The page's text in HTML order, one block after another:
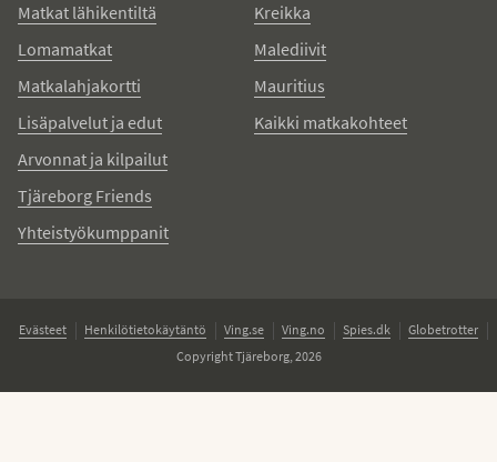
Matkat lähikentiltä
Lomamatkat
Matkalahjakortti
Lisäpalvelut ja edut
Arvonnat ja kilpailut
Tjäreborg Friends
Yhteistyökumppanit
Kreikka
Malediivit
Mauritius
Kaikki matkakohteet
Evästeet Henkilötietokäytäntö Ving.se Ving.no Spies.dk
Globetrotter
Copyright Tjäreborg, 2026